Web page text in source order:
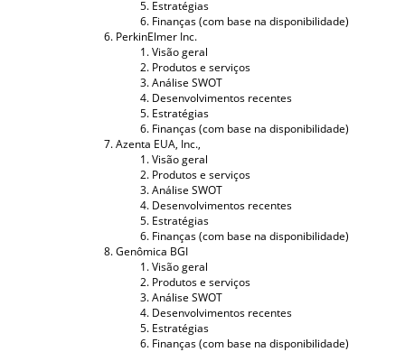
Estratégias
Finanças (com base na disponibilidade)
PerkinElmer Inc.
Visão geral
Produtos e serviços
Análise SWOT
Desenvolvimentos recentes
Estratégias
Finanças (com base na disponibilidade)
Azenta EUA, Inc.,
Visão geral
Produtos e serviços
Análise SWOT
Desenvolvimentos recentes
Estratégias
Finanças (com base na disponibilidade)
Genômica BGI
Visão geral
Produtos e serviços
Análise SWOT
Desenvolvimentos recentes
Estratégias
Finanças (com base na disponibilidade)